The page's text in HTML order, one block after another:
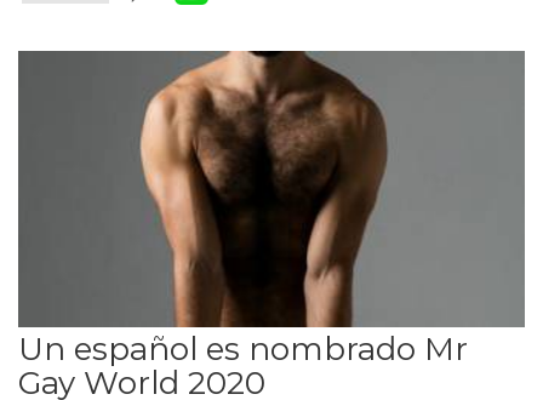
Un español es nombrado Mr
Gay World 2020